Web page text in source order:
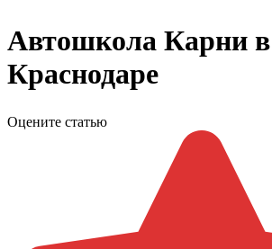
Автошкола Карни в
Краснодаре
Оцените статью